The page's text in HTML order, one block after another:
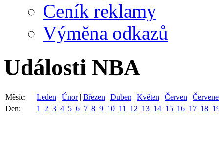
Ceník reklamy
Výměna odkazů
Události NBA
Měsíc: Leden | Únor| Březen | Duben | Květen | Červen |
Den:
1 2 3 4 5 6 7 8 9 10 11 12 13 14 15 16 17 18